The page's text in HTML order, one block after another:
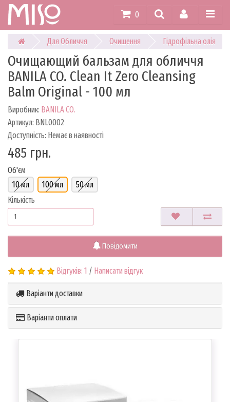
0
Для Обличчя Очищення Гідрофільна олія
Очищающий бальзам для обличчя
BANILA CO. Clean It Zero Cleansing
Balm Original - 100 мл
Виробник: BANILA CO.
Артикул: BNL0002
Доступність: Немає в наявності
485 грн.
Об'єм
10 мл
100 мл
50 мл
Кількість
Повідомити
Відгуків: 1 / Написати відгук
Варіанти доставки
Варіанти оплати